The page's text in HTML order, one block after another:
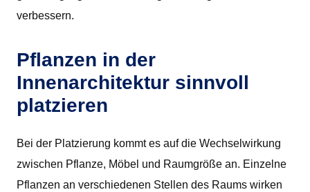
verbessern.
Pflanzen in der
Innenarchitektur sinnvoll
platzieren
Bei der Platzierung kommt es auf die Wechselwirkung
zwischen Pflanze, Möbel und Raumgröße an. Einzelne
Pflanzen an verschiedenen Stellen des Raums wirken